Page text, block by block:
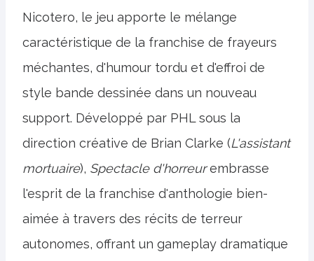
Nicotero, le jeu apporte le mélange
caractéristique de la franchise de frayeurs
méchantes, d'humour tordu et d'effroi de
style bande dessinée dans un nouveau
support. Développé par PHL sous la
direction créative de Brian Clarke (L'assistant
mortuaire), Spectacle d'horreurembrasse
l'esprit de la franchise d'anthologie bien-
aimée à travers des récits de terreur
autonomes, offrant un gameplay dramatique